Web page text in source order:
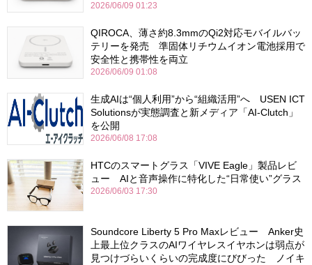
2026/06/09 01:23
QIROCA、薄さ約8.3mmのQi2対応モバイルバッ
テリーを発売 準固体リチウムイオン電池採用で
安全性と携帯性を両立
2026/06/09 01:08
生成AIは“個人利用”から“組織活用”へ USEN ICT
Solutionsが実態調査と新メディア「AI-Clutch」
を公開
2026/06/08 17:08
HTCのスマートグラス「VIVE Eagle」製品レビ
ュー AIと音声操作に特化した“日常使い”グラス
2026/06/03 17:30
Soundcore Liberty 5 Pro Maxレビュー Anker史
上最上位クラスのAIワイヤレスイヤホンは弱点が
見つけづらいくらいの完成度にびびった ノイキ